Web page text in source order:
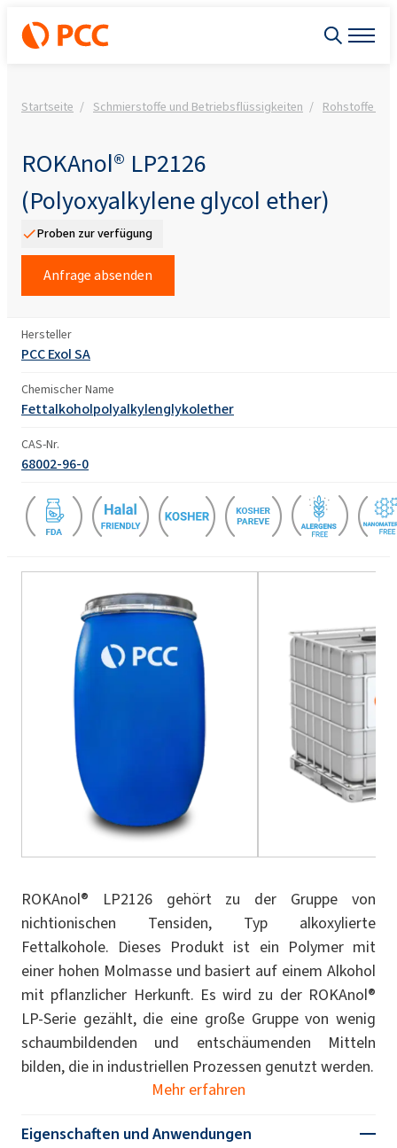
Startseite Schmierstoffe und Betriebsflüssigkeiten Rohstoffe für
ROKAnol® LP2126
(Polyoxyalkylene glycol ether)
Proben zur verfügung
Anfrage absenden
Hersteller
PCC Exol SA
Chemischer Name
Fettalkoholpolyalkylenglykolether
CAS-Nr.
68002-96-0
ROKAnol® LP2126 gehört zu der Gruppe von
nichtionischen Tensiden, Typ alkoxylierte
Fettalkohole. Dieses Produkt ist ein Polymer mit
einer hohen Molmasse und basiert auf einem Alkohol
mit pflanzlicher Herkunft. Es wird zu der ROKAnol®
LP-Serie gezählt, die eine große Gruppe von wenig
schaumbildenden und entschäumenden Mitteln
bilden, die in industriellen Prozessen genutzt werden.
Mehr erfahren
Eigenschaften und Anwendungen